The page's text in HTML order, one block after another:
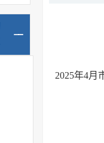
2025年4月